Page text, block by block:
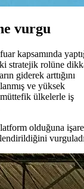
vurgu
kapsamında
stratejik rolüne
giderek arttığını
ve yüksek
ülkelerle iş
olduğuna